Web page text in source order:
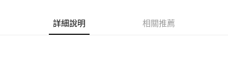
3.實際核准額度、可分期數及費用金額請依後續交易確認頁面所載為準。
4.訂單成立30分鐘內，如未前往確認交易或遇審核未通過，訂單將自動取
消。如遇「轉專審核」未通過狀況，表示未達大哥付你分期系統評分，恕無
詳細說明 相關推薦